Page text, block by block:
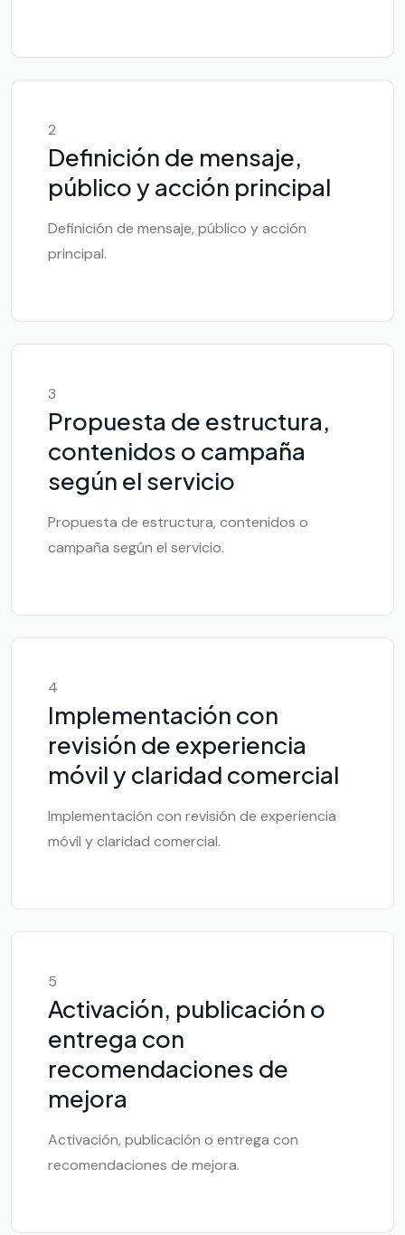
2
Definición de mensaje,
público y acción principal
Definición de mensaje, público y acción
principal.
3
Propuesta de estructura,
contenidos o campaña
según el servicio
Propuesta de estructura, contenidos o
campaña según el servicio.
4
Implementación con
revisión de experiencia
móvil y claridad comercial
Implementación con revisión de experiencia
móvil y claridad comercial.
5
Activación, publicación o
entrega con
recomendaciones de
mejora
Activación, publicación o entrega con
recomendaciones de mejora.